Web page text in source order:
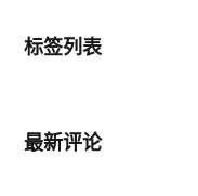
标签列表
最新评论